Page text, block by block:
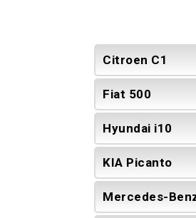
Citroen C1
Fiat 500
Hyundai i10
KIA Picanto
Mercedes-